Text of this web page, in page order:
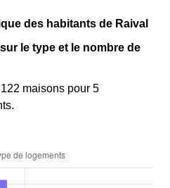
des habitants de Raival
le type et le nombre de
maisons pour 5